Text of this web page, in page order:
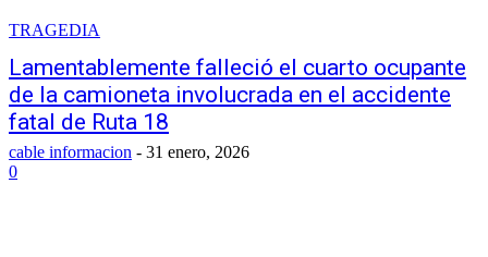
TRAGEDIA
Lamentablemente falleció el cuarto ocupante
de la camioneta involucrada en el accidente
fatal de Ruta 18
cable informacion - 31 enero, 2026
0